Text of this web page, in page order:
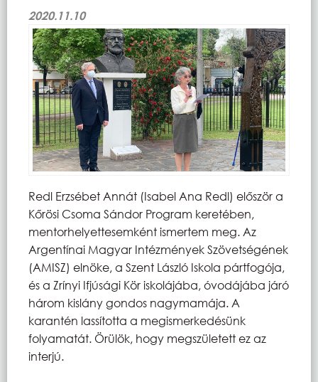
2020.11.10
Redl Erzsébet Annát (Isabel Ana Redl) először a
Kőrösi Csoma Sándor Program keretében,
mentorhelyettesemként ismertem meg. Az
Argentínai Magyar Intézmények Szövetségének
(AMISZ) elnöke, a Szent László Iskola pártfogója,
és a Zrínyi Ifjúsági Kör iskolájába, óvodájába járó
három kislány gondos nagymamája. A
karantén lassította a megismerkedésünk
folyamatát. Örülök, hogy megszületett ez az
interjú.